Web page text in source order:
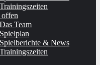
Trainingszeiten
Das Team
Spielplan
Spielberichte & News
Trainingszeiten